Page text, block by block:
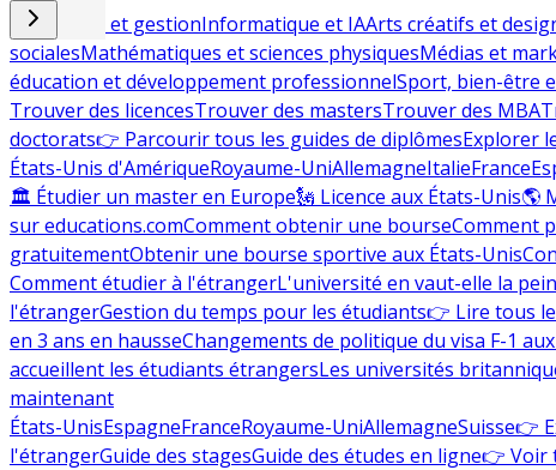
Commerce et gestionInformatique et IAArts créatifs et
socialesMathématiques et sciences physiquesMédias et
éducation et développement professionnelSport, bien-être
Trouver des licencesTrouver des mastersTrouver des MBA
doctorats👉 Parcourir tous les guides de diplômesExplorer
États-Unis d'AmériqueRoyaume-UniAllemagneItalieFrance
🏛 Étudier un master en Europe🗽 Licence aux États-Unis🌎
sur educations.comComment obtenir une bourseComment
gratuitementObtenir une bourse sportive aux États-Unis
Comment étudier à l'étrangerL'université en vaut-elle la
l'étrangerGestion du temps pour les étudiants👉 Lire tous
en 3 ans en hausseChangements de politique du visa F-1
accueillent les étudiants étrangersLes universités
maintenant
États-UnisEspagneFranceRoyaume-UniAllemagneSuisse👉
l'étrangerGuide des stagesGuide des études en ligne👉 Voir